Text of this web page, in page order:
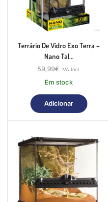
Terrário De Vidro Exo Terra –
Nano Tal...
59,99€ IVA Incl.
Em stock
Adicionar